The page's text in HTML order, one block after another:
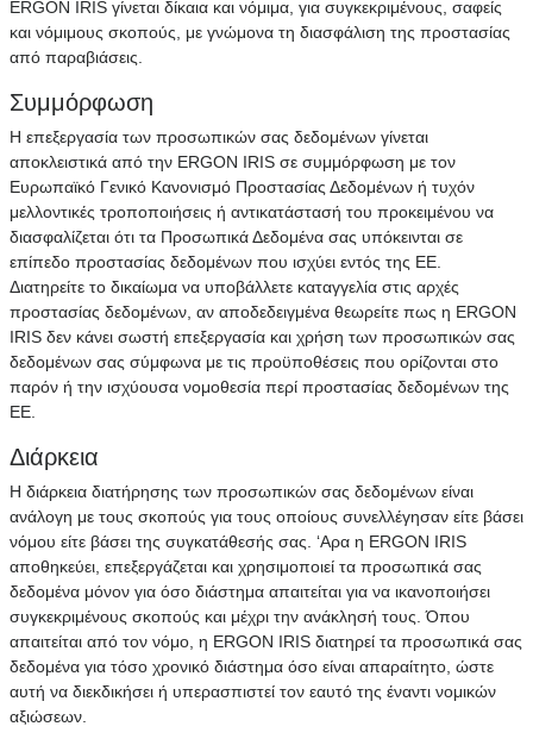
ERGON IRIS γίνεται δίκαια και νόμιμα, για συγκεκριμένους, σαφείς
και νόμιμους σκοπούς, με γνώμονα τη διασφάλιση της προστασίας
από παραβιάσεις.
Συμμόρφωση
Η επεξεργασία των προσωπικών σας δεδομένων γίνεται
αποκλειστικά από την ERGON IRIS σε συμμόρφωση με τον
Ευρωπαϊκό Γενικό Κανονισμό Προστασίας Δεδομένων ή τυχόν
μελλοντικές τροποποιήσεις ή αντικατάστασή του προκειμένου να
διασφαλίζεται ότι τα Προσωπικά Δεδομένα σας υπόκεινται σε
επίπεδο προστασίας δεδομένων που ισχύει εντός της ΕΕ.
Διατηρείτε το δικαίωμα να υποβάλλετε καταγγελία στις αρχές
προστασίας δεδομένων, αν αποδεδειγμένα θεωρείτε πως η ERGON
IRIS δεν κάνει σωστή επεξεργασία και χρήση των προσωπικών σας
δεδομένων σας σύμφωνα με τις προϋποθέσεις που ορίζονται στο
παρόν ή την ισχύουσα νομοθεσία περί προστασίας δεδομένων της
ΕΕ.
Διάρκεια
Η διάρκεια διατήρησης των προσωπικών σας δεδομένων είναι
ανάλογη με τους σκοπούς για τους οποίους συνελλέγησαν είτε βάσει
νόμου είτε βάσει της συγκατάθεσής σας. ‘Αρα η ERGON IRIS
αποθηκεύει, επεξεργάζεται και χρησιμοποιεί τα προσωπικά σας
δεδομένα μόνον για όσο διάστημα απαιτείται για να ικανοποιήσει
συγκεκριμένους σκοπούς και μέχρι την ανάκλησή τους. Όπου
απαιτείται από τον νόμο, η ERGON IRIS διατηρεί τα προσωπικά σας
δεδομένα για τόσο χρονικό διάστημα όσο είναι απαραίτητο, ώστε
αυτή να διεκδικήσει ή υπερασπιστεί τον εαυτό της έναντι νομικών
αξιώσεων.